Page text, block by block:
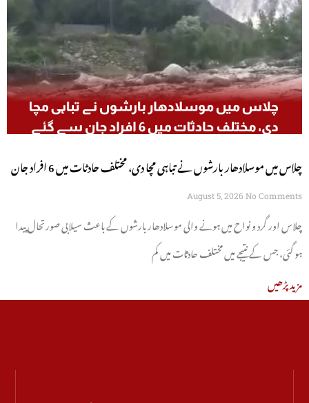
چلاس میں موسلادھار بارشوں نے تباہی مچا دی، مختلف حادثات میں 6 افراد جان
سے گئے
August 5, 2026 No Comments
چلاس اور گرد و نواح میں ہونے والی موسلادھار بارشوں کے باعث سیلابی صورتحال پیدا
ہو گئی، جس کے نتیجے میں مختلف حادثات میں کم
مزید پڑھیں